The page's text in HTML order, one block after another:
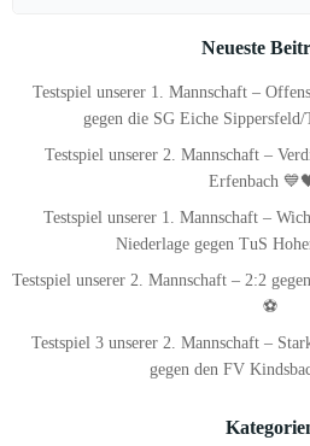
Neueste
Testspiel unserer 1. Mannschaft –
gegen die SG Eiche
Testspiel unserer 2. Mannschaft –
Erfenbach
Testspiel unserer 1. Mannschaft –
Niederlage gegen TuS
Testspiel unserer 2. Mannschaft – 2:2
⚽
Testspiel 3 unserer 2. Mannschaft –
gegen den FV